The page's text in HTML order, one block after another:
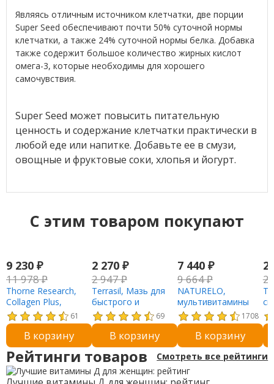
Являясь отличным источником клетчатки, две порции
Super Seed обеспечивают почти 50% суточной нормы
клетчатки, а также 24% суточной нормы белка. Добавка
также содержит большое количество жирных кислот
омега-3, которые необходимы для хорошего
самочувствия.
Super Seed может повысить питательную
ценность и содержание клетчатки практически в
любой еде или напитке. Добавьте ее в смузи,
овощные и фруктовые соки, хлопья и йогурт.
C этим товаром покупают
9 230 ₽
11 978₽
Thorne Research,
Collagen Plus,
маракуйя, 495 г
(17,5 унции)
61
В корзину
2 270 ₽
2 947₽
Terrasil, Мазь для
быстрого и
натурального
удаления
бородавок, 14 г
69
В корзину
7 440 ₽
9 664₽
NATURELO,
мультивитамины
для приема во
время
пренатального
периода, 180
вегетарианских
капсул
1708
В корзину
2
2
Рейтинги товаров Смотреть все рейтинги